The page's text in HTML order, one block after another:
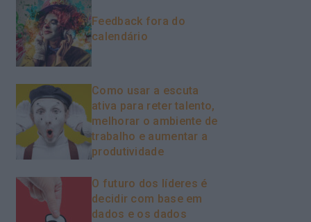
Feedback fora do
calendário
Como usar a escuta
ativa para reter talento,
melhorar o ambiente de
trabalho e aumentar a
produtividade
O futuro dos líderes é
decidir com base em
dados e os dados